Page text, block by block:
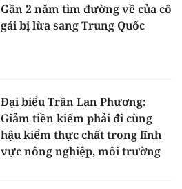
Gần 2 năm tìm đường về của cô
gái bị lừa sang Trung Quốc
Đại biểu Trần Lan Phương:
Giảm tiền kiểm phải đi cùng
hậu kiểm thực chất trong lĩnh
vực nông nghiệp, môi trường